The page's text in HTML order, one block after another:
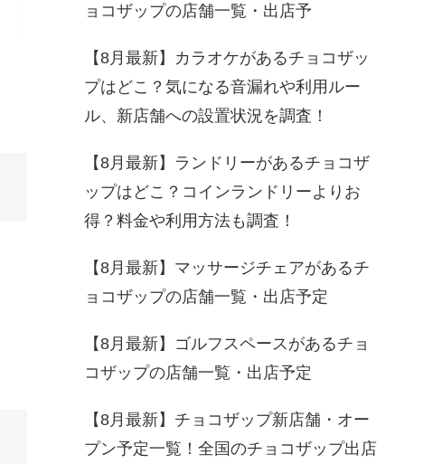
ョコザップの店舗一覧・出店予
【8月最新】カラオケがあるチョコザッ
プはどこ？気になる音漏れや利用ルー
ル、新店舗への設置状況を調査！
【8月最新】ランドリーがあるチョコザ
ップはどこ？コインランドリーよりお
得？料金や利用方法も調査！
【8月最新】マッサージチェアがあるチ
ョコザップの店舗一覧・出店予定
【8月最新】ゴルフスペースがあるチョ
コザップの店舗一覧・出店予定
【8月最新】チョコザップ新店舗・オー
プン予定一覧！全国のチョコザップ出店